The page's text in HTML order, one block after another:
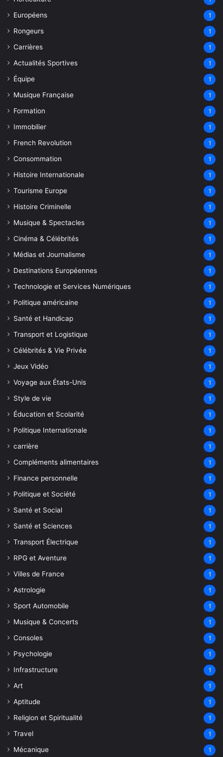
Européens 1
Rongeurs 1
Carrières 1
Actualités Sportives 1
Équipe 1
Musique Française 1
Formation 1
Immobilier 1
French Revolution 1
Consommation 1
Histoire Internationale 1
Tourisme Europe 1
Histoire Criminelle 1
Musique & Spectacles 1
Cinéma & Célébrités 1
Médias et Journalisme 1
Destinations Européennes 1
Technologie et Services Numériques 1
Politique américaine 1
Santé et Handicap 1
Transport et Logistique 1
Célébrités & Vie Privée 1
Jeux Vidéo 1
Voyage aux États-Unis 1
Style de vie 1
Éducation et Scolarité 1
Politique Internationale 1
carrière 1
Compléments alimentaires 1
Finance personnelle 1
Politique et Société 1
Santé et Social 1
Santé et Sciences 1
Transport Électrique 1
RPG et Aventure 1
Villes de France 1
Astrologie 1
Sport Automobile 1
Musique & Concerts 1
Consoles 1
Psychologie 1
Infrastructure 1
Art 1
Aptitude 1
Religion et Spiritualité 1
Travel 1
Mécanique 1